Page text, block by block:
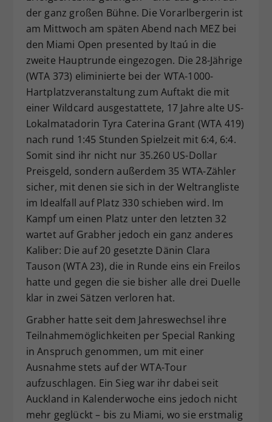
der ganz großen Bühne. Die Vorarlbergerin ist
am Mittwoch am späten Abend nach MEZ bei
den Miami Open presented by Itaú in die
zweite Hauptrunde eingezogen. Die 28-Jährige
(WTA 373) eliminierte bei der WTA-1000-
Hartplatzveranstaltung zum Auftakt die mit
einer Wildcard ausgestattete, 17 Jahre alte US-
Lokalmatadorin Tyra Caterina Grant (WTA 419)
nach rund 1:45 Stunden Spielzeit mit 6:4, 6:4.
Somit sind ihr nicht nur 35.260 US-Dollar
Preisgeld, sondern außerdem 35 WTA-Zähler
sicher, mit denen sie sich in der Weltrangliste
im Idealfall auf Platz 330 schieben wird. Im
Kampf um einen Platz unter den letzten 32
wartet auf Grabher jedoch ein ganz anderes
Kaliber: Die auf 20 gesetzte Dänin Clara
Tauson (WTA 23), die in Runde eins ein Freilos
hatte und gegen die sie bisher alle drei Duelle
klar in zwei Sätzen verloren hat.
Grabher hatte seit dem Jahreswechsel ihre
Teilnahmemöglichkeiten per Special Ranking
in Anspruch genommen, um mit einer
Ausnahme stets auf der WTA-Tour
aufzuschlagen. Ein Sieg war ihr dabei seit
Auckland in Kalenderwoche eins jedoch nicht
mehr geglückt – bis zu Miami, wo sie erstmalig
Zweck
Dieser Wert speichert Ihre Consent-
Einstellungen. Unter anderem eine
zufällig generierte ID, für die
historische Speicherung Ihrer
vorgenommen Einstellungen, falls der
Webseiten-Betreiber dies eingestellt
hat.